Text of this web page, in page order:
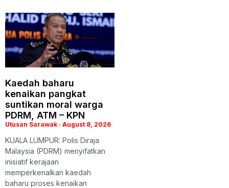
Kaedah baharu
kenaikan pangkat
suntikan moral warga
PDRM, ATM – KPN
Utusan Sarawak August 8, 2026
KUALA LUMPUR: Polis Diraja
Malaysia (PDRM) menyifatkan
inisiatif kerajaan
memperkenalkan kaedah
baharu proses kenaikan